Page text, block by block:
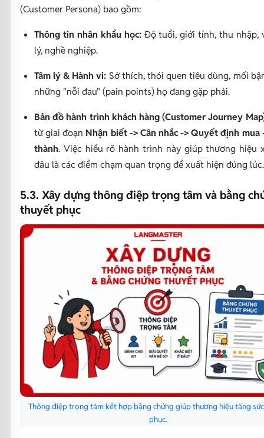
(Customer Persona) bao gồm:
Thông tin nhân khẩu học:Độ tuổi, giới tính, thu nhập,
lý, nghề nghiệp.
Tâm lý & Hành vi: Sở thích, thói quen tiêu dùng, mối
những "nỗi đau" (pain points) họ đang gặp phải.
Bản đồ hành trình khách hàng (Customer Journey
từ giai đoạn Nhận biết -> Cân nhắc -> Quyết định mua
thành. Việc hiểu rõ hành trình này giúp thương hiệu
đâu là các điểm chạm quan trọng để xuất hiện đúng lúc.
5.3. Xây dựng thông điệp trọng tâm và bằng
thuyết phục
Thông điệp trọng tâm kết hợp bằng chứng giúp thương hiệu tăng
phục.